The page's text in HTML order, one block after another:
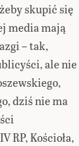
skupić się
media mają
– tak,
ale nie
dziś nie ma
RP, Kościoła,